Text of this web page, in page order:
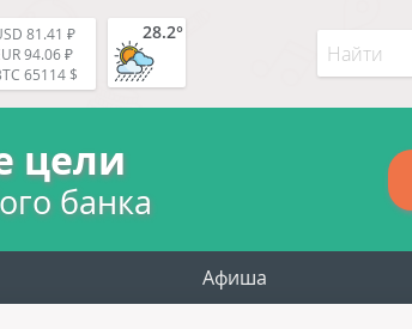
81.41 ₽
94.06 ₽
65114 $
28.2°
цели
банка
Афиша